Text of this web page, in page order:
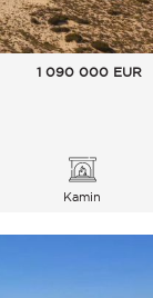
1 090 000 EUR
Kamin